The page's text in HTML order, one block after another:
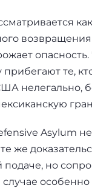
возвращения
прибегают те,
нелегально,
Asylum
же
подаче, но
случае